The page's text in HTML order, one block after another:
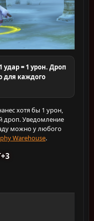
= 1 урон. Дроп
для каждого
хотя бы 1 урон,
дроп. Уведомление
можно у любого
Warehouse.